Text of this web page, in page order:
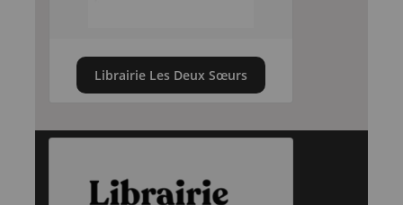
Librairie Les Deux Sœurs